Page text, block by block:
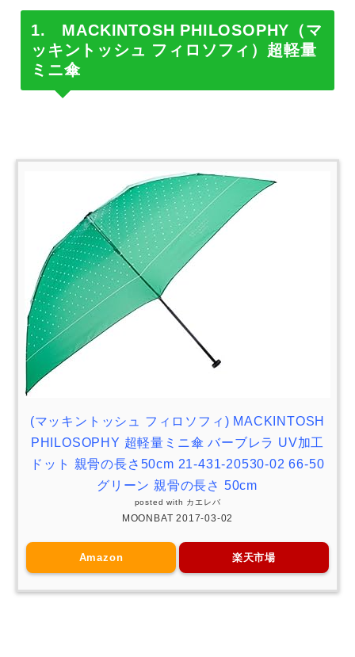
1. MACKINTOSH PHILOSOPHY（マ
ッキントッシュ フィロソフィ）超軽量
ミニ傘
(マッキントッシュ フィロソフィ) MACKINTOSH
PHILOSOPHY 超軽量ミニ傘 バーブレラ UV加工
ドット 親骨の長さ50cm 21-431-20530-02 66-50
グリーン 親骨の長さ 50cm
posted with カエレバ
MOONBAT 2017-03-02
Amazon 楽天市場